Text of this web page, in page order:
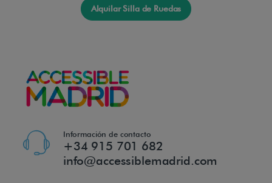
opciones del mercado si buscas una silla de ruedas
eléctrica bariátrica ligera.
eléctrica bariátrica ultraligera plegable en Madrid para
personas con movilidad reducida o discapacidad. El
servicio de alquiler de sillas de ruedas en Madrid puede
de Madrid o con entrega/recogida a domicilio (en el
centro de Madrid). Este servicio es muy útil para
Alquilar Silla de Ruedas
Información de contacto
+34 915 701 682
info@accessiblemadrid.com